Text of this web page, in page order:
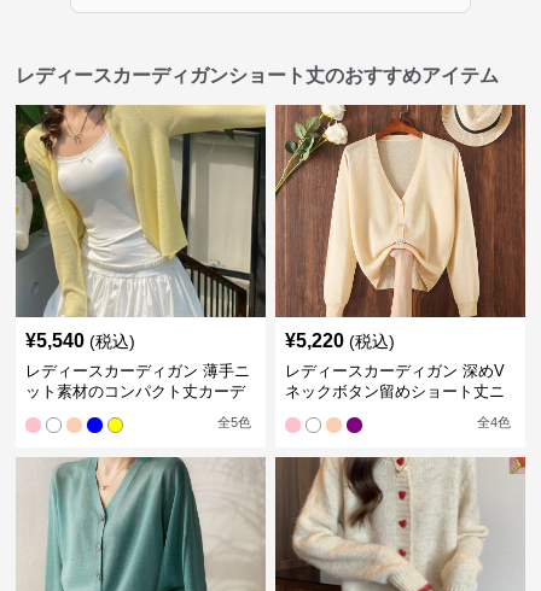
レディースカーディガンショート丈のおすすめアイテム
¥5,540 (税込)
レディースカーディガン 薄手ニ
ット素材のコンパクト丈カーデ
全5色
¥5,220 (税込)
レディースカーディガン 深めV
ネックボタン留めショート丈ニ
全4色